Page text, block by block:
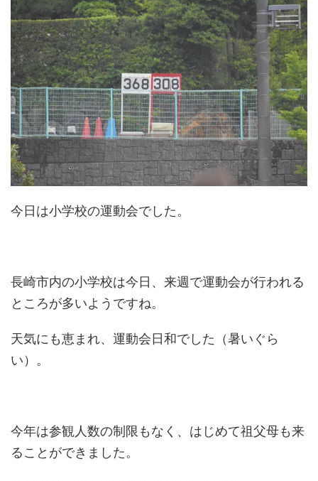
今日は小学校の運動会でした。
長崎市内の小学校は今日、来週で運動会が行われる
ところが多いようですね。
天気にも恵まれ、運動会日和でした（暑いぐら
い）。
今年は参観人数の制限もなく、はじめて祖父母も来
ることができました。